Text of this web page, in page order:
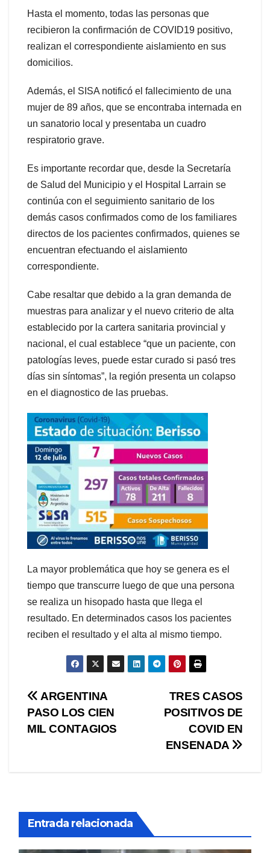
Hasta el momento, todas las personas que
recibieron la confirmación de COVID19 positivo,
realizan el correspondiente aislamiento en sus
domicilios.
Además, el SISA notificó el fallecimiento de una
mujer de 89 años, que se encontraba internada en
un sanatorio local y presentaba un cuadro
respiratorio grave.
Es importante recordar que, desde la Secretaría
de Salud del Municipio y el Hospital Larrain se
continúa con el seguimiento sanitario de los
demás casos confirmados como de los familiares
directos de los pacientes confirmados, quienes se
encuentran efectuando el aislamiento
correspondiente.
Cabe resaltar que debido a la gran demanda de
muestras para analizar y el nuevo criterio de alta
establecido por la cartera sanitaria provincial y
nacional, el cual establece “que un paciente, con
patologías leves, puede estar curado si pasó tres
días sin síntomas”, la región presenta un colapso
en el diagnostico de las pruebas.
La mayor problemática que hoy se genera es el
tiempo que transcurre luego de que una persona
se realiza un hisopado hasta que llega el
resultado. En determinados casos los pacientes
reciben el resultado y el alta al mismo tiempo.
Navegación
de
TRES CASOS
POSITIVOS DE
COVID EN
ENSENADA
ARGENTINA
PASO LOS CIEN
MIL CONTAGIOS
Entrada relacionada